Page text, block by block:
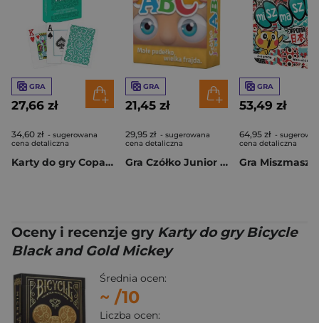
GRA
27,66 zł
34,60 zł - sugerowana
cena detaliczna
Karty do gry Copag Elite Green
GRA
21,45 zł
29,95 zł - sugerowana
cena detaliczna
Gra Czółko Junior ABC
GRA
53,49 zł
64,95 zł -
cena detaliczna
Oceny i recenzje gry Karty do gry Bicycle
Black and Gold Mickey
Średnia ocen:
~ /10
Liczba ocen: